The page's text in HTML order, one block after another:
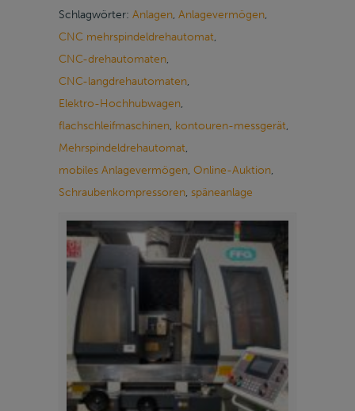
Schlagwörter: Anlagen, Anlagevermögen,
CNC mehrspindeldrehautomat,
CNC-drehautomaten,
CNC-langdrehautomaten,
Elektro-Hochhubwagen,
flachschleifmaschinen, kontouren-messgerät,
Mehrspindeldrehautomat,
mobiles Anlagevermögen, Online-Auktion,
Schraubenkompressoren, späneanlage